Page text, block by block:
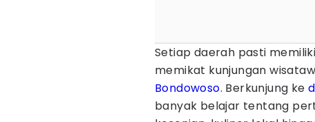
Setiap daerah pasti
memikat kunjungan
Bondowoso. Berkunjung ke
banyak belajar tentang